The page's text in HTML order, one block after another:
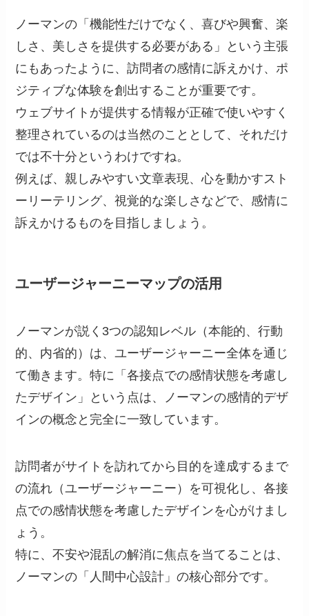
ノーマンの「機能性だけでなく、喜びや興奮、楽
しさ、美しさを提供する必要がある」という主張
にもあったように、訪問者の感情に訴えかけ、ポ
ジティブな体験を創出することが重要です。
ウェブサイトが提供する情報が正確で使いやすく
整理されているのは当然のこととして、それだけ
では不十分というわけですね。
例えば、親しみやすい文章表現、心を動かすスト
ーリーテリング、視覚的な楽しさなどで、感情に
訴えかけるものを目指しましょう。
ユーザージャーニーマップの活用
ノーマンが説く3つの認知レベル（本能的、行動
的、内省的）は、ユーザージャーニー全体を通じ
て働きます。特に「各接点での感情状態を考慮し
たデザイン」という点は、ノーマンの感情的デザ
インの概念と完全に一致しています。
訪問者がサイトを訪れてから目的を達成するまで
の流れ（ユーザージャーニー）を可視化し、各接
点での感情状態を考慮したデザインを心がけまし
ょう。
特に、不安や混乱の解消に焦点を当てることは、
ノーマンの「人間中心設計」の核心部分です。